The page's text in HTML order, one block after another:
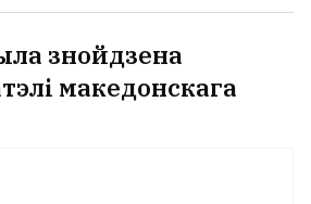
знойдзена
македонскага